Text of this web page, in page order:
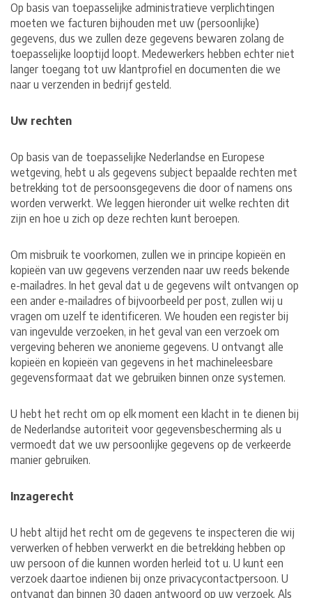
Op basis van toepasselijke administratieve verplichtingen
moeten we facturen bijhouden met uw (persoonlijke)
gegevens, dus we zullen deze gegevens bewaren zolang de
toepasselijke looptijd loopt. Medewerkers hebben echter niet
langer toegang tot uw klantprofiel en documenten die we
naar u verzenden in bedrijf gesteld.
Uw rechten
Op basis van de toepasselijke Nederlandse en Europese
wetgeving, hebt u als gegevens subject bepaalde rechten met
betrekking tot de persoonsgegevens die door of namens ons
worden verwerkt. We leggen hieronder uit welke rechten dit
zijn en hoe u zich op deze rechten kunt beroepen.
Om misbruik te voorkomen, zullen we in principe kopieën en
kopieën van uw gegevens verzenden naar uw reeds bekende
e-mailadres. In het geval dat u de gegevens wilt ontvangen op
een ander e-mailadres of bijvoorbeeld per post, zullen wij u
vragen om uzelf te identificeren. We houden een register bij
van ingevulde verzoeken, in het geval van een verzoek om
vergeving beheren we anonieme gegevens. U ontvangt alle
kopieën en kopieën van gegevens in het machineleesbare
gegevensformaat dat we gebruiken binnen onze systemen.
U hebt het recht om op elk moment een klacht in te dienen bij
de Nederlandse autoriteit voor gegevensbescherming als u
vermoedt dat we uw persoonlijke gegevens op de verkeerde
manier gebruiken.
Inzagerecht
U hebt altijd het recht om de gegevens te inspecteren die wij
verwerken of hebben verwerkt en die betrekking hebben op
uw persoon of die kunnen worden herleid tot u. U kunt een
verzoek daartoe indienen bij onze privacycontactpersoon. U
ontvangt dan binnen 30 dagen antwoord op uw verzoek. Als